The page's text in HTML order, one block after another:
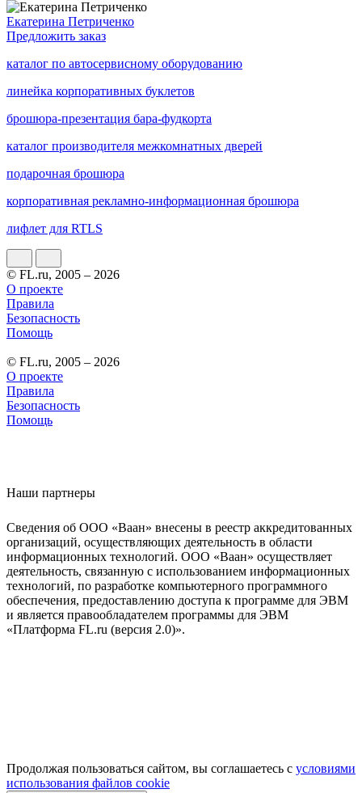
Екатерина Петриченко
Предложить заказ
каталог по автосервисному оборудованию
линейка корпоративных буклетов
брошюра-презентация бара-фудкорта
каталог производителя межкомнатных дверей
подарочная брошюра
корпоративная рекламно-информационная брошюра
лифлет для RTLS
© FL.ru, 2005 – 2026
О проекте
Правила
Безопасность
Помощь
© FL.ru, 2005 – 2026
О проекте
Правила
Безопасность
Помощь
Наши партнеры
Сведения об ООО «Ваан» внесены в реестр аккредитованных
организаций, осуществляющих деятельность в области
информационных технологий. ООО «Ваан» осуществляет
деятельность, связанную с использованием информационных
технологий, по разработке компьютерного программного
обеспечения, предоставлению доступа к программе для ЭВМ
и является правообладателем программы для ЭВМ
«Платформа FL.ru (версия 2.0)».
Продолжая пользоваться сайтом, вы соглашаетесь с условиями
использования файлов cookie